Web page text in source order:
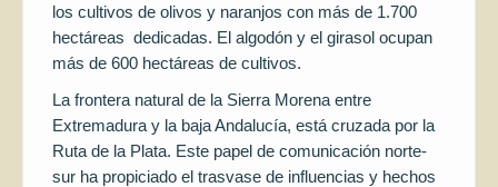
los cultivos de olivos y naranjos con más de 1.700
hectáreas dedicadas. El algodón y el girasol ocupan
más de 600 hectáreas de cultivos.
La frontera natural de la Sierra Morena entre
Extremadura y la baja Andalucía, está cruzada por la
Ruta de la Plata. Este papel de comunicación norte-
sur ha propiciado el trasvase de influencias y hechos